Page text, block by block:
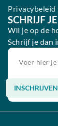
Privacybeleid
SCHRIJF
Wil je op de
Schrijf je dan
INSCHRIJVEN
Alternative: